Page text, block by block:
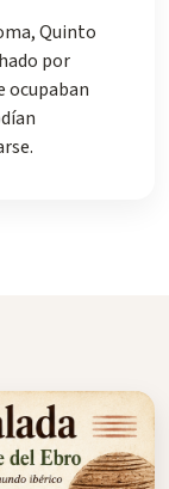
Quinto
por
ocupaban